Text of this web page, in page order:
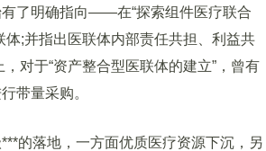
了明确指向——在“探索组件医疗联合
;并指出医联体内部责任共担、利益共
对于“资产整合型医联体的建立”，曾有
带量采购。
的落地，一方面优质医疗资源下沉，另